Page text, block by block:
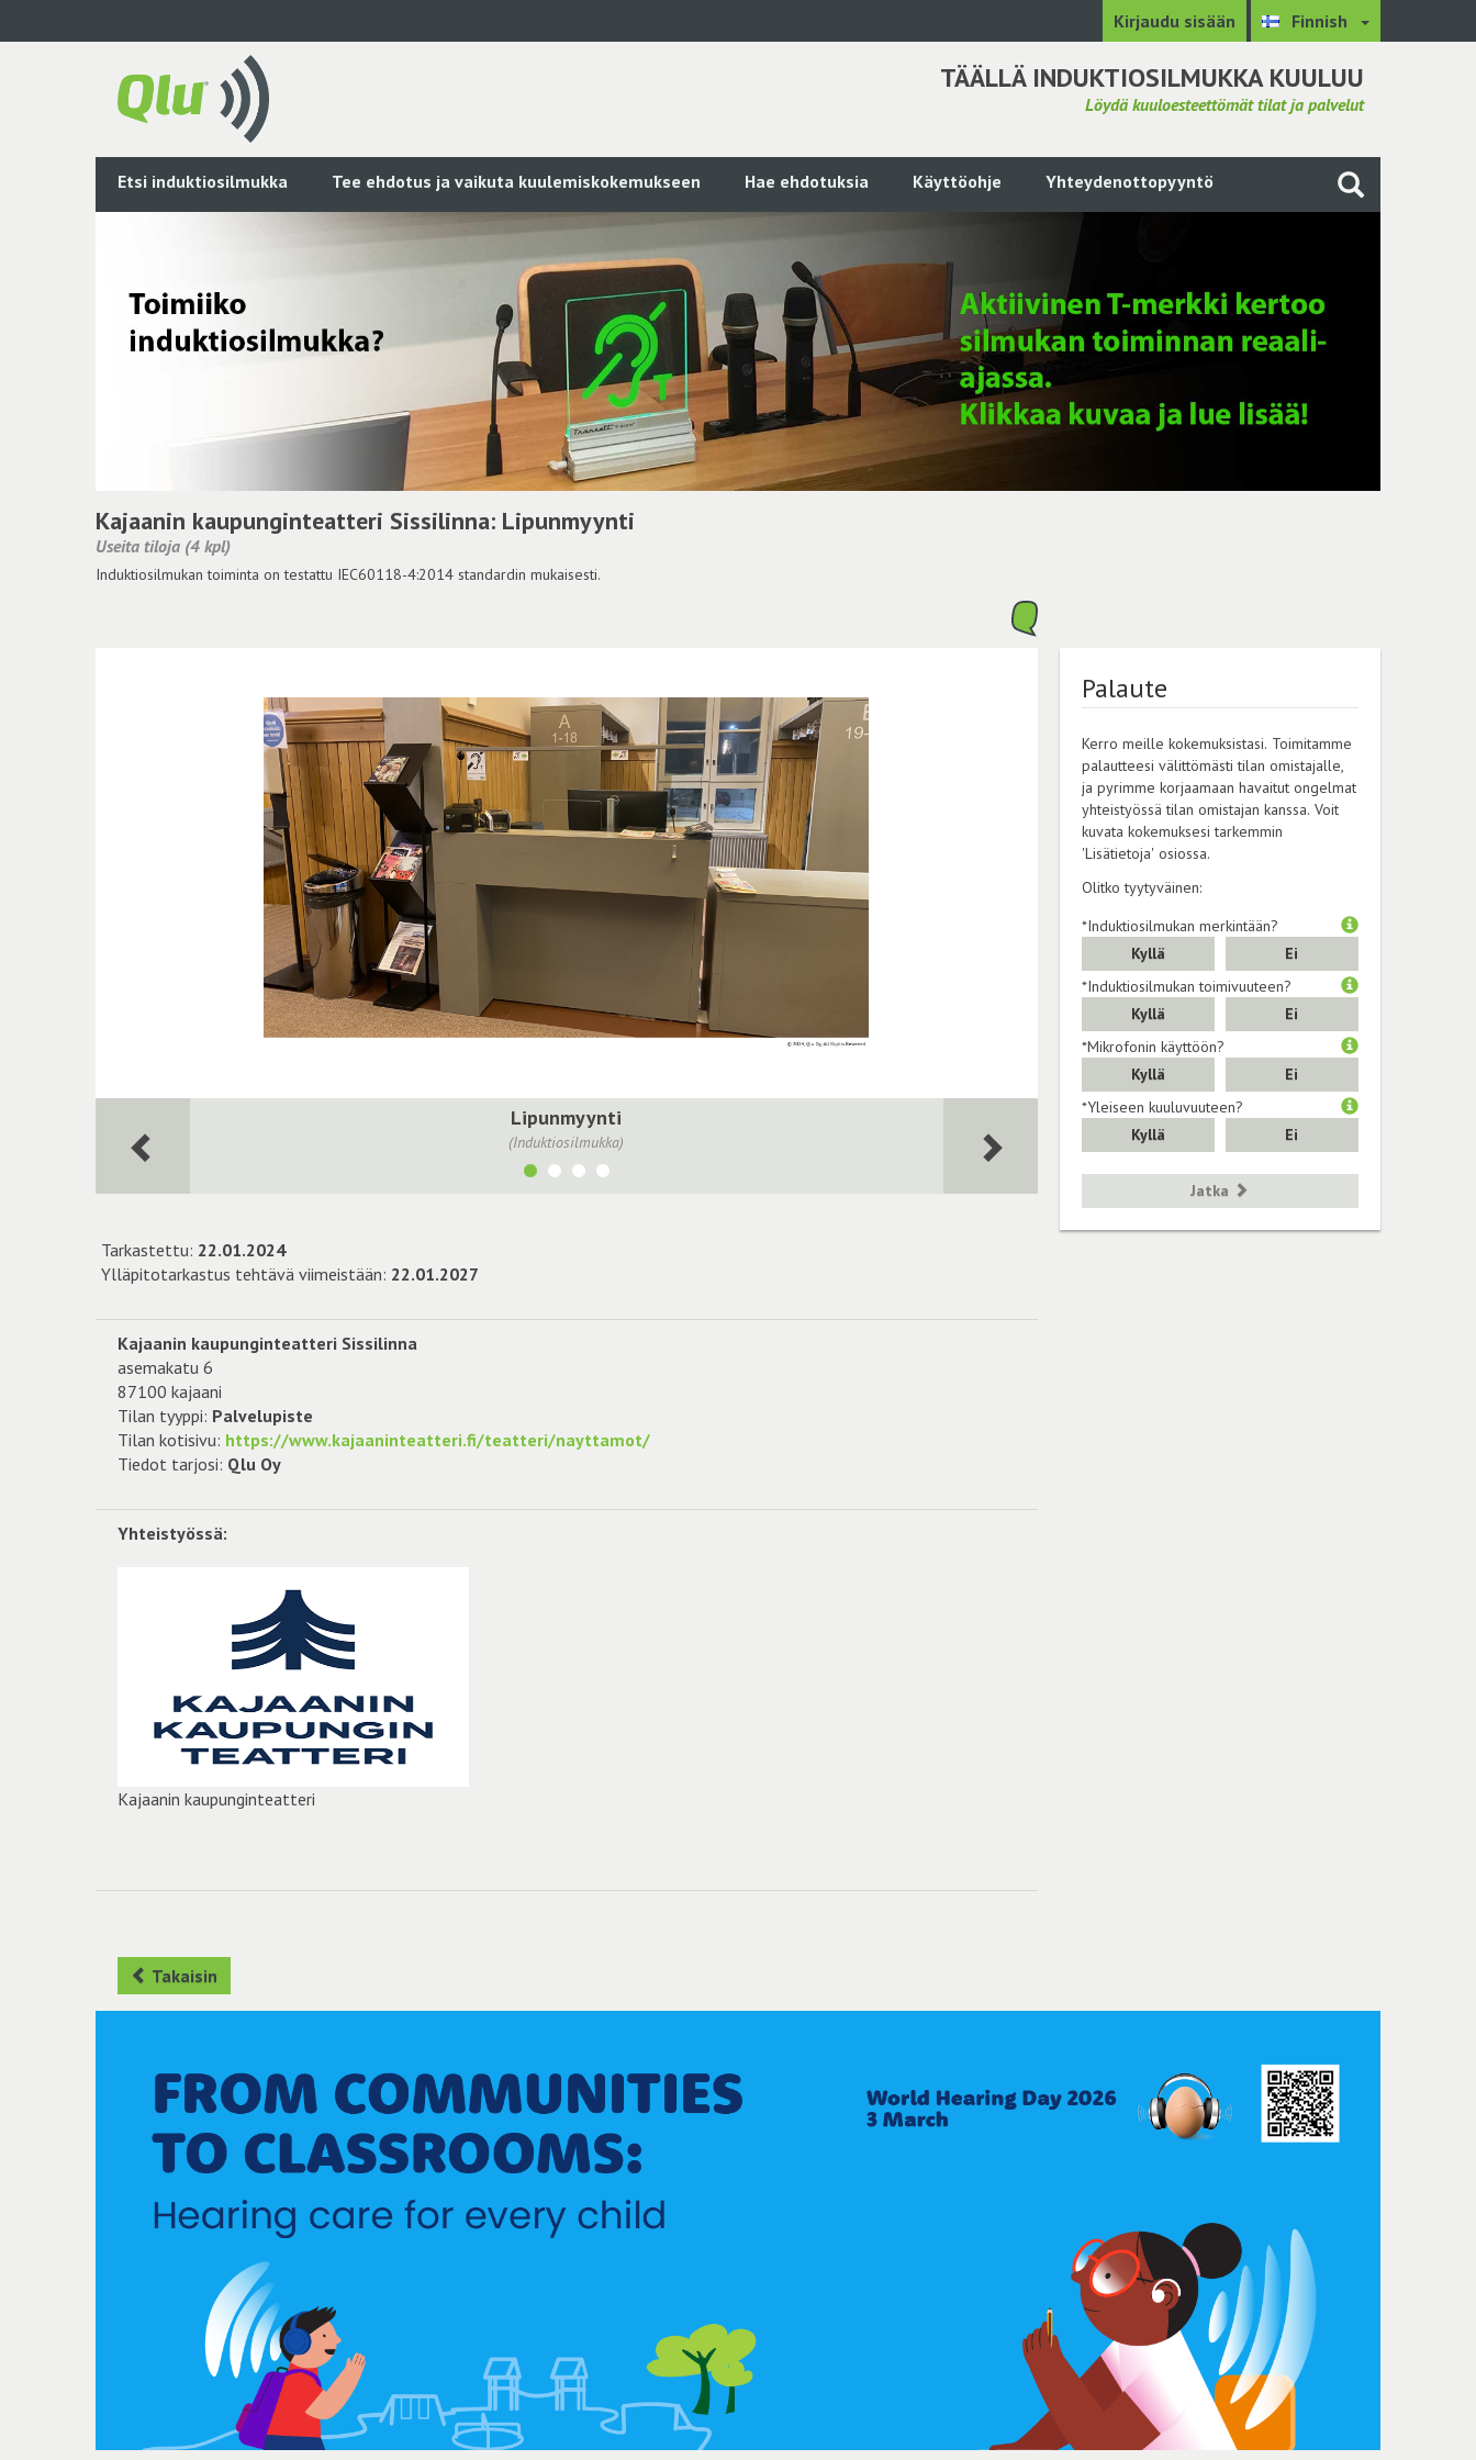
Kirjaudu sisään Finnish
TÄÄLLÄ INDUKTIOSILMUKKA KUULUU
Löydä kuuloesteettömät tilat ja palvelut
Etsi induktiosilmukka Tee ehdotus ja vaikuta kuulemiskokemukseen Hae ehdotuksia Käyttöohje Yhteydenottopyyntö
Kajaanin kaupunginteatteri Sissilinna: Lipunmyynti
Useita tiloja (4 kpl)
Induktiosilmukan toiminta on testattu IEC60118-4:2014 standardin mukaisesti.
Lipunmyynti
(Induktiosilmukka)
Tarkastettu: 22.01.2024
Ylläpitotarkastus tehtävä viimeistään: 22.01.2027
Kajaanin kaupunginteatteri Sissilinna
asemakatu 6
87100 kajaani
Tilan tyyppi: Palvelupiste
Tilan kotisivu: https://www.kajaaninteatteri.fi/teatteri/nayttamot/
Tiedot tarjosi: Qlu Oy
Yhteistyössä:
Kajaanin kaupunginteatteri
Palaute
Kerro meille kokemuksistasi. Toimitamme
palautteesi välittömästi tilan omistajalle,
ja pyrimme korjaamaan havaitut ongelmat
yhteistyössä tilan omistajan kanssa. Voit
kuvata kokemuksesi tarkemmin
'Lisätietoja' osiossa.
Olitko tyytyväinen:
*Induktiosilmukan merkintään?
Kyllä
Ei
*Induktiosilmukan toimivuuteen?
Kyllä
Ei
*Mikrofonin käyttöön?
Kyllä
Ei
*Yleiseen kuuluvuuteen?
Kyllä
Ei
Jatka
Takaisin